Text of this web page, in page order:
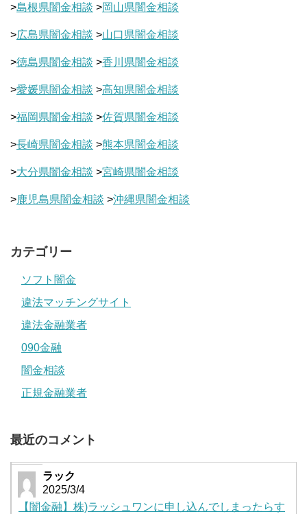
>島根県闇金相談 >岡山県闇金相談
>広島県闇金相談 >山口県闇金相談
>徳島県闇金相談 >香川県闇金相談
>愛媛県闇金相談 >高知県闇金相談
>福岡県闇金相談 >佐賀県闇金相談
>長崎県闇金相談 >熊本県闇金相談
>大分県闇金相談 >宮崎県闇金相談
>鹿児島県闇金相談 >沖縄県闇金相談
カテゴリー
ソフト闇金
違法マッチングサイト
違法金融業者
090金融
闇金相談
正規金融業者
最近のコメント
ラック
2025/3/4
【闇金融】株)ラッシュワンに申し込んでしまったらす